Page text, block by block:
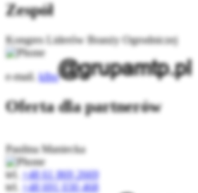
Zespół
Kongres Liderów Branży Ogrodniczej
e-mail.klbo
Oferta dla partnerów
Paulina Maniecka
tel.
+48 61 869 2669
tel.
+48 691 030 468